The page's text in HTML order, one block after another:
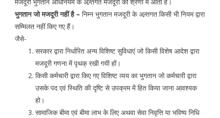
भुगतान जो मजदूरी नहीं है – निम्न भुगतान मजदूरी के अन्र्तगत किसी भी नियम द्वारा
सम्मिलत नहीं किए गए हैं।
जैसे-
सरकार द्वारा निर्धारित अन्य विशिष्ट सुविधाएं जो किसी विशेष आदेश द्वारा
मजदूरी गणना में पृथक् रखी गयी हों।
किसी कर्मचारी द्वारा किए गए विशिष्ट व्यय का भुगतान जो कर्मचारी द्वारा
उसके पद एवं स्थिति की दृष्टि से उपक्रम में हित किया जाना आवश्यक
हो।
सामाजिक बीमा एवं बीमा लाभ के लिए अथवा सेवा निवृत्ति या भविष्य निधि